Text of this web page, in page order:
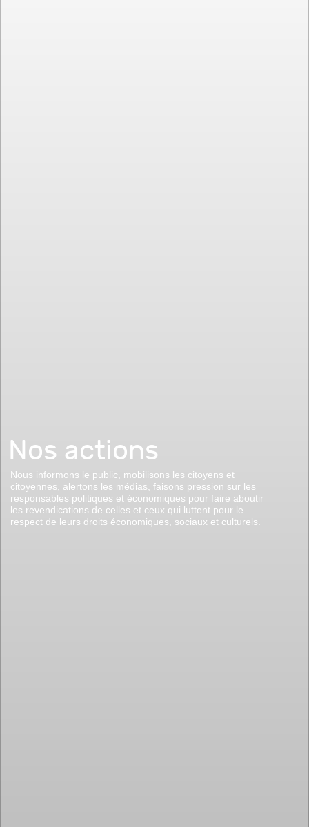
Nos actions
Nous informons le public, mobilisons les citoyens et
citoyennes, alertons les médias, faisons pression sur les
responsables politiques et économiques pour faire aboutir
les revendications de celles et ceux qui luttent pour le
respect de leurs droits économiques, sociaux et culturels.